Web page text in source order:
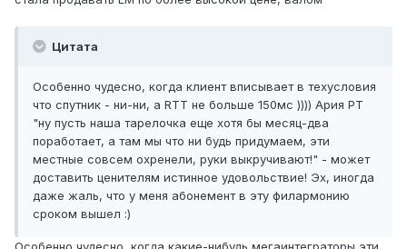
Цитата
Особенно чудесно, когда клиент вписывает в техусловия
что спутник - ни-ни, а RTT не больше 150мс )))) Ария РТ
"ну пусть наша тарелочка еще хотя бы месяц-два
поработает, а там мы что ни будь придумаем, эти
местные совсем охренели, руки выкручивают!" - может
доставить ценителям истинное удовольствие! Эх, иногда
даже жаль, что у меня абонемент в эту филармонию
сроком вышел :)